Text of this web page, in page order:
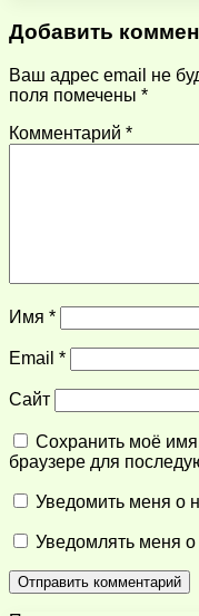
Добавить
Ваш адрес email не
поля помечены *
Комментарий *
Имя *
Email *
Сайт
Сохранить моё
браузере для
Уведомить меня о
Уведомлять меня о